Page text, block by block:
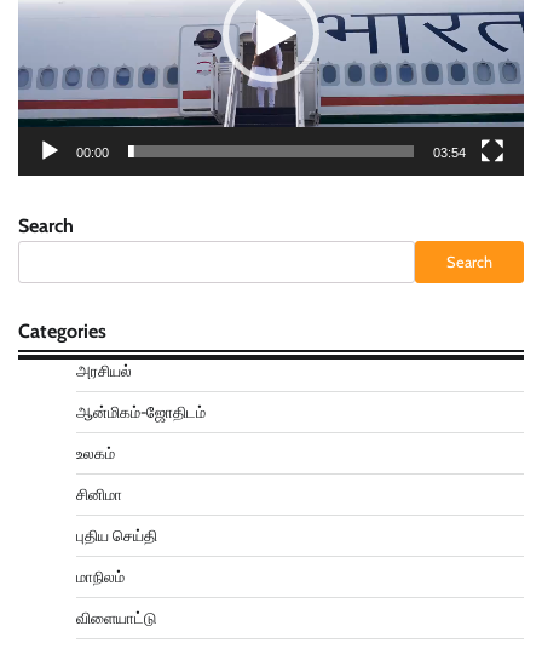
00:00 03:54
Search
Search
Categories
அரசியல்
ஆன்மிகம்-ஜோதிடம்
உலகம்
சினிமா
புதிய செய்தி
மாநிலம்
விளையாட்டு